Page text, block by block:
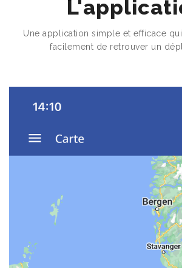
Une application simple et efficace
facilement de retrouver un